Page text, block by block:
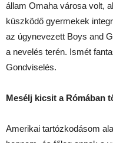
állam Omaha városa volt,
küszködő gyermekek
az úgynevezett Boys and
a nevelés terén. Ismét
Gondviselés.
Mesélj kicsit a Rómában
Amerikai tartózkodásom